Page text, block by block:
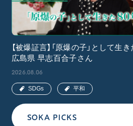
SOKA PICKS
【被爆証言】「原爆の子」として生
広島県 早志百合子さん
2026.08.06
SDGs 平和